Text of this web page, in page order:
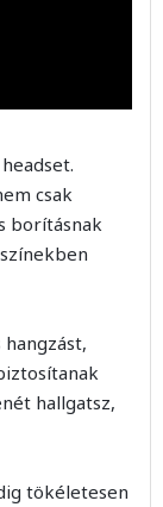
csak
borításnak
hallgatsz,
tökéletesen